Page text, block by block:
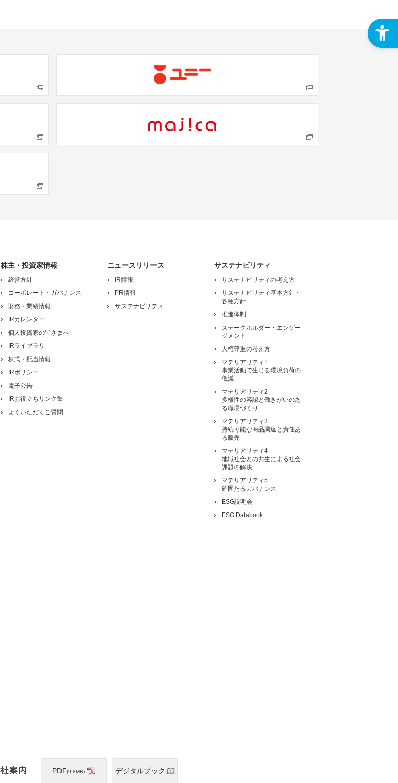
株主・投資家情報
経営方針
コーポレート・ガバナンス
財務・業績情報
IRカレンダー
個人投資家の皆さまへ
IRライブラリ
株式・配当情報
IRポリシー
電子公告
IRお役立ちリンク集
よくいただくご質問
ニュースリリース
IR情報
PR情報
サステナビリティ
サステナビリティ
サステナビリティの考え方
サステナビリティ基本方針・
各種方針
推進体制
ステークホルダー・エンゲー
ジメント
人権尊重の考え方
マテリアリティ1
事業活動で生じる環境負荷の
低減
マテリアリティ2
多様性の容認と働きがいのあ
る職場づくり
マテリアリティ3
持続可能な商品調達と責任あ
る販売
マテリアリティ4
地域社会との共生による社会
課題の解決
マテリアリティ5
確固たるガバナンス
ESG説明会
ESG Databook
PDF(9.8MB) デジタルブック